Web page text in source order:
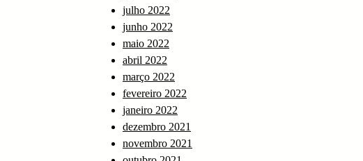
julho 2022
junho 2022
maio 2022
abril 2022
março 2022
fevereiro 2022
janeiro 2022
dezembro 2021
novembro 2021